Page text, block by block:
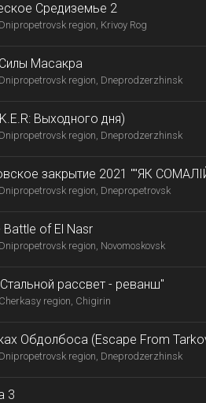
Средиземье 2
region, Krivoy Rog
Масакра
region, Dneprodzerzhinsk
Выходного дня)
region, Dneprodzerzhinsk
закрытие 2021 ""ЯК
region, Dnepropetrovsk
Battle of El Nasr
region, Novomoskovsk
рассвет - реванш"
region, Chigirin
Обдолбоса (Escape From
region, Dneprodzerzhinsk
3